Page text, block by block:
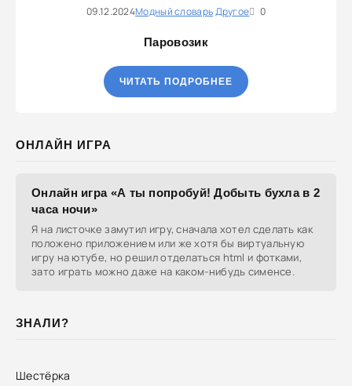
09.12.2024Модный словарьДругое 0
Паровозик
ЧИТАТЬ ПОДРОБНЕЕ
ОНЛАЙН ИГРА
Онлайн игра «А ты попробуй! Добыть бухла в 2
часа ночи»
Я на листочке замутил игру, сначала хотел сделать как
положено приложением или же хотя бы виртуальную
игру на ютубе, но решил отделаться html и фотками,
зато играть можно даже на каком-нибудь сименсе.
ЗНАЛИ?
Шестёрка